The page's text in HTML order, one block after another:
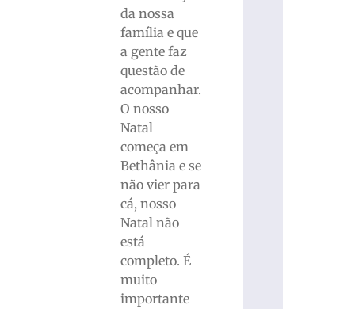
da nossa
família e que
a gente faz
questão de
acompanhar.
O nosso
Natal
começa em
Bethânia e se
não vier para
cá, nosso
Natal não
está
completo. É
muito
importante